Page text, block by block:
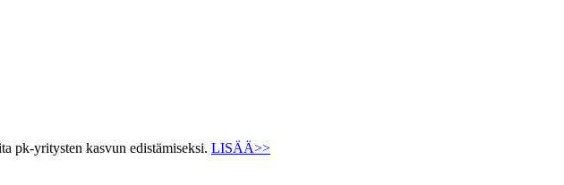
pk-yritysten kasvun edistämiseksi. LISÄÄ>>